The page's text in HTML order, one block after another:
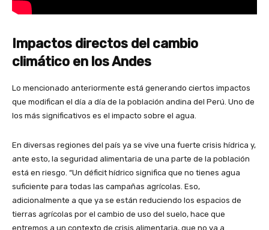
Impactos directos del cambio
climático en los Andes
Lo mencionado anteriormente está generando ciertos impactos
que modifican el día a día de la población andina del Perú. Uno de
los más significativos es el impacto sobre el agua.
En diversas regiones del país ya se vive una fuerte crisis hídrica y,
ante esto, la seguridad alimentaria de una parte de la población
está en riesgo. “Un déficit hídrico significa que no tienes agua
suficiente para todas las campañas agrícolas. Eso,
adicionalmente a que ya se están reduciendo los espacios de
tierras agrícolas por el cambio de uso del suelo, hace que
entremos a un contexto de crisis alimentaria, que no va a